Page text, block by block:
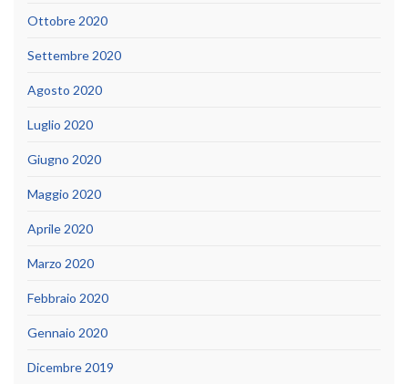
Ottobre 2020
Settembre 2020
Agosto 2020
Luglio 2020
Giugno 2020
Maggio 2020
Aprile 2020
Marzo 2020
Febbraio 2020
Gennaio 2020
Dicembre 2019